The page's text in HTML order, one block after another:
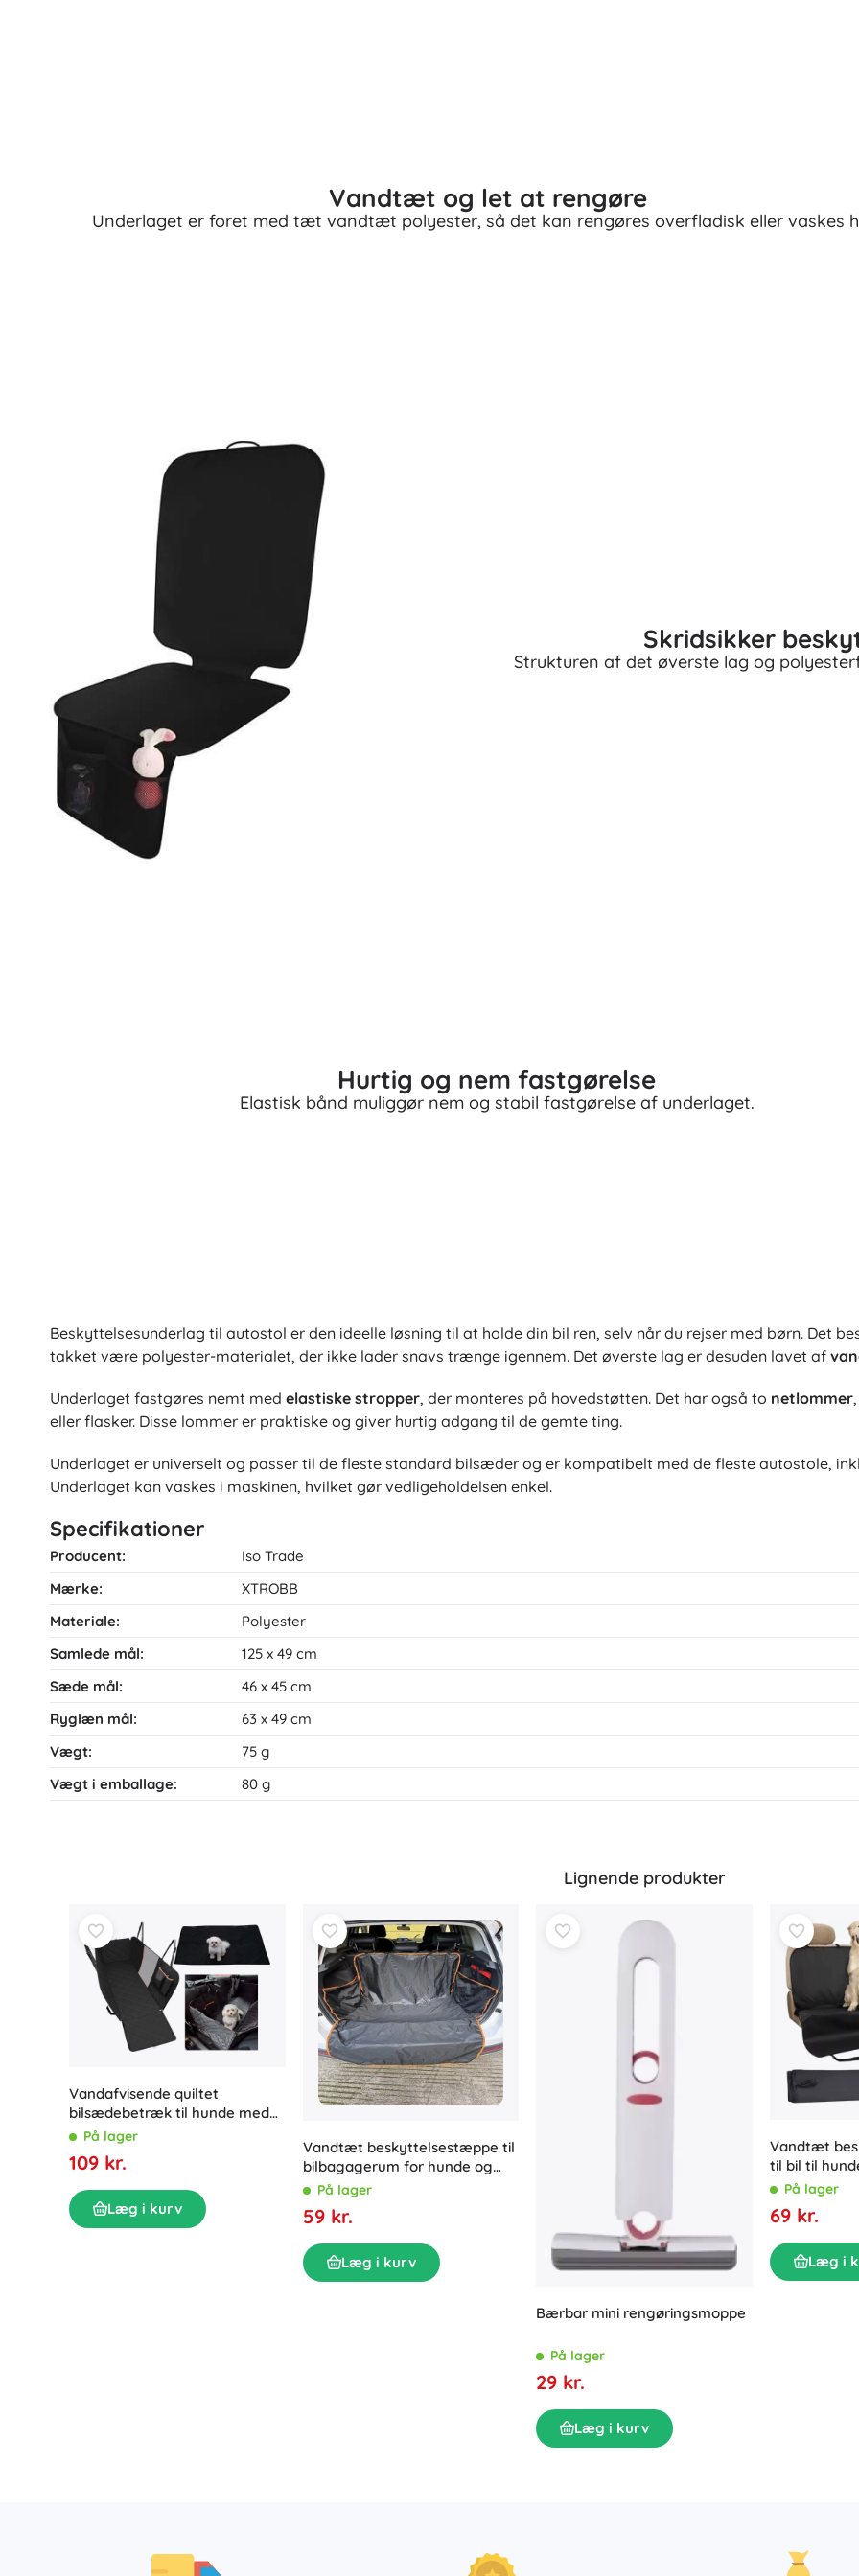
Vandtæt og let at rengøre
Underlaget er foret med tæt vandtæt polyester, så det kan rengøres overfladisk eller vaskes
Skridsikker
Strukturen af det øverste lag og
Hurtig og nem fastgørelse
Elastisk bånd muliggør nem og stabil fastgørelse af underlaget.
Beskyttelsesunderlag til autostol er den ideelle løsning til at holde din bil ren, selv når du rejser med børn. Det
takket være polyester-materialet, der ikke lader snavs trænge igennem. Det øverste lag er desuden lavet af
Underlaget fastgøres nemt med elastiske stropper, der monteres på hovedstøtten. Det har også to netlommer
eller flasker. Disse lommer er praktiske og giver hurtig adgang til de gemte ting.
Underlaget er universelt og passer til de fleste standard bilsæder og er kompatibelt med de fleste autostole,
Underlaget kan vaskes i maskinen, hvilket gør vedligeholdelsen enkel.
Specifikationer
Producent:
Iso Trade
Mærke:
XTROBB
Materiale:
Polyester
Samlede mål:
125 x 49 cm
Sæde mål:
46 x 45 cm
Ryglæn mål:
63 x 49 cm
Vægt:
75 g
Vægt i emballage:
80 g
Lignende produkter
Vandafvisende quiltet
bilsædebetræk til hunde med
sideflapper og netvindue
På lager
109 kr.
Læg i kurv
Vandtæt beskyttelsestæppe til
bilbagagerum for hunde og
katte 180 × 105 cm
På lager
59 kr.
Læg i kurv
Bærbar mini rengøringsmoppe
På lager
29 kr.
Læg i kurv
Vandtæt
til bil til
På lager
69 kr.
Læg i